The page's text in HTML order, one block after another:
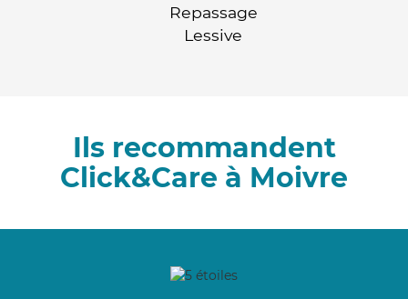
Repassage
Lessive
Ils recommandent
Click&Care à Moivre